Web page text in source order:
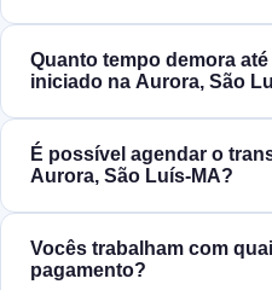
Quanto tempo demora
iniciado na Aurora, São
É possível agendar o
Aurora, São Luís‑MA?
Vocês trabalham com
pagamento?